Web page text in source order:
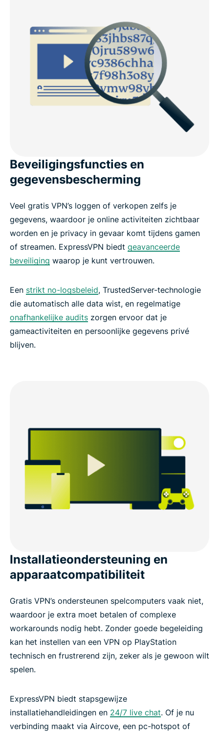
Beveiligingsfuncties en
gegevensbescherming
Veel gratis VPN’s loggen of verkopen zelfs je
gegevens, waardoor je online activiteiten zichtbaar
worden en je privacy in gevaar komt tijdens gamen
of streamen. ExpressVPN biedt geavanceerde
beveiliging waarop je kunt vertrouwen.
Een strikt no-logsbeleid, TrustedServer-technologie
die automatisch alle data wist, en regelmatige
onafhankelijke audits zorgen ervoor dat je
gameactiviteiten en persoonlijke gegevens privé
blijven.
Installatieondersteuning en
apparaatcompatibiliteit
Gratis VPN’s ondersteunen spelcomputers vaak niet,
waardoor je extra moet betalen of complexe
workarounds nodig hebt. Zonder goede begeleiding
kan het instellen van een VPN op PlayStation
technisch en frustrerend zijn, zeker als je gewoon wilt
spelen.
ExpressVPN biedt stapsgewijze
installatiehandleidingen en 24/7 live chat. Of je nu
verbinding maakt via Aircove, een pc-hotspot of